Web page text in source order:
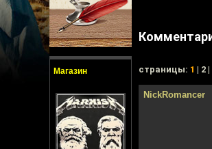
Магазин cтраницы: 1 | 2 |
NickRomancer